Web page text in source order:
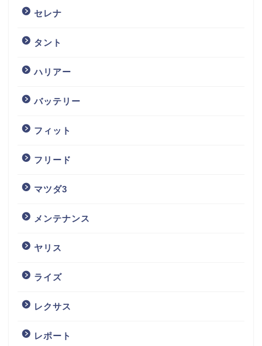
セレナ
タント
ハリアー
バッテリー
フィット
フリード
マツダ3
メンテナンス
ヤリス
ライズ
レクサス
レポート